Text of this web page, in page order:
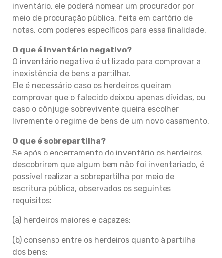
inventário, ele poderá nomear um procurador por
meio de procuração pública, feita em cartório de
notas, com poderes específicos para essa finalidade.
O que é inventário negativo?
O inventário negativo é utilizado para comprovar a
inexistência de bens a partilhar.
Ele é necessário caso os herdeiros queiram
comprovar que o falecido deixou apenas dívidas, ou
caso o cônjuge sobrevivente queira escolher
livremente o regime de bens de um novo casamento.
O que é sobrepartilha?
Se após o encerramento do inventário os herdeiros
descobrirem que algum bem não foi inventariado, é
possível realizar a sobrepartilha por meio de
escritura pública, observados os seguintes
requisitos:
(a) herdeiros maiores e capazes;
(b) consenso entre os herdeiros quanto à partilha
dos bens;